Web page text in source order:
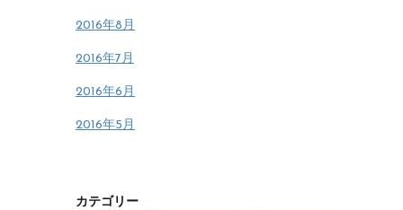
2016年8月
2016年7月
2016年6月
2016年5月
カテゴリー